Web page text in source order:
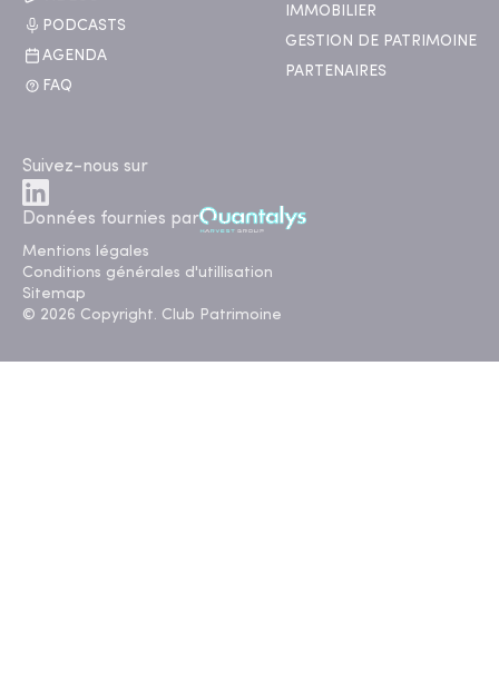
PODCASTS
AGENDA
FAQ
IMMOBILIER
GESTION DE PATRIMOINE
PARTENAIRES
Suivez-nous sur
Données fournies par
Mentions légales
Conditions générales d'utillisation
Sitemap
© 2026 Copyright. Club Patrimoine